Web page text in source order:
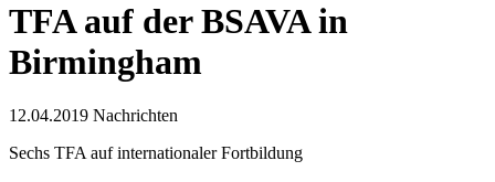
TFA auf der BSAVA in
Birmingham
12.04.2019 Nachrichten
Sechs TFA auf internationaler Fortbildung